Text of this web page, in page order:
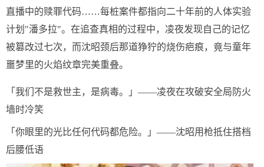
直播中的赎罪代码……每桩案件都指向二十年前的人体实验
计划"潘多拉"。在追查真相的过程中，凌夜发现自己的记忆
被篡改过七次，而沈昭颈后那道狰狞的烧伤疤痕，竟与童年
噩梦里的火焰纹章完美重叠。
「我们不是救世主，是病毒。」——凌夜在攻破安全局防火
墙时冷笑
「你眼里的光比任何代码都危险。」——沈昭用枪抵住搭档
后腰低语